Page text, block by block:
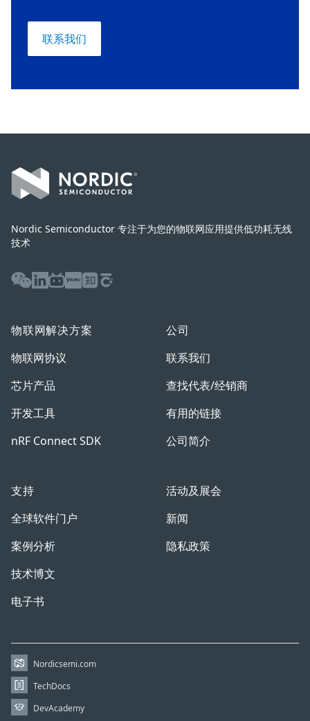
联系我们
Nordic Semiconductor 专注于为您的物联网应用提供低功耗无线
技术
WeChatLinkedIn
BilibiliYoukuZhihuBaijiahao
物联网解决方案
物联网协议
芯片产品
开发工具
nRF Connect SDK
支持
全球软件门户
案例分析
技术博文
电子书
公司
联系我们
查找代表/经销商
有用的链接
公司简介
活动及展会
新闻
隐私政策
Nordicsemi.com
TechDocs
DevAcademy